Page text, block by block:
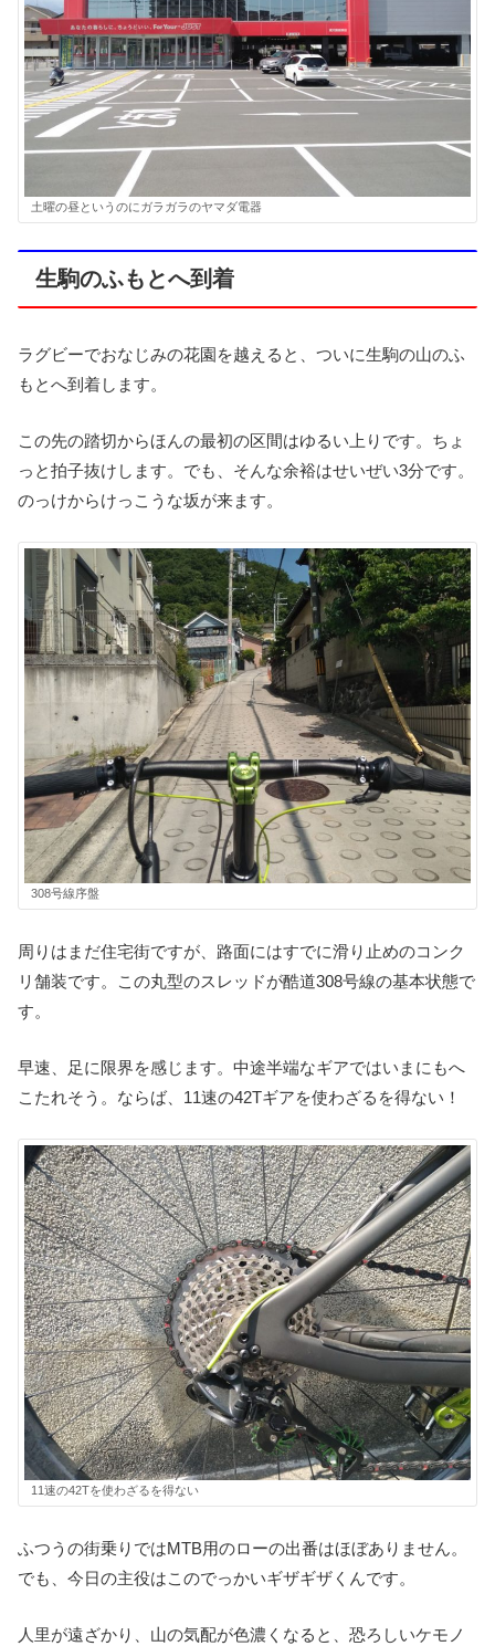
土曜の昼というのにガラガラのヤマダ電器
生駒のふもとへ到着
ラグビーでおなじみの花園を越えると、ついに生駒の山のふ
もとへ到着します。
この先の踏切からほんの最初の区間はゆるい上りです。ちょ
っと拍子抜けします。でも、そんな余裕はせいぜい3分です。
のっけからけっこうな坂が来ます。
308号線序盤
周りはまだ住宅街ですが、路面にはすでに滑り止めのコンク
リ舗装です。この丸型のスレッドが酷道308号線の基本状態で
す。
早速、足に限界を感じます。中途半端なギアではいまにもへ
こたれそう。ならば、11速の42Tギアを使わざるを得ない！
11速の42Tを使わざるを得ない
ふつうの街乗りではMTB用のローの出番はほぼありません。
でも、今日の主役はこのでっかいギザギザくんです。
人里が遠ざかり、山の気配が色濃くなると、恐ろしいケモノ